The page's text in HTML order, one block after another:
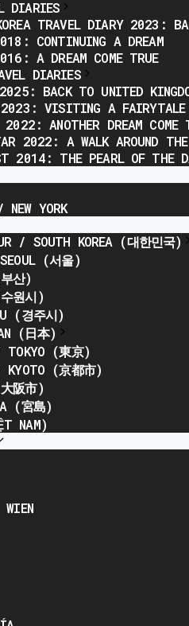
DIARIES
TRAVEL DIARY 2023:
CONTINUING A DREAM
A DREAM COME TRUE
DIARIES
2025: BACK TO UNITED
2023: VISITING A FAIRYTALE
2022: ANOTHER DREAM COME
2022: A WALK AROUND THE
2014: THE PEARL OF THE
NEW YORK
/ SOUTH KOREA (대한민국)
(서울)
산)
원시)
(경주시)
(日本)
(東京)
(京都市)
阪市)
(宮島)
NAM)